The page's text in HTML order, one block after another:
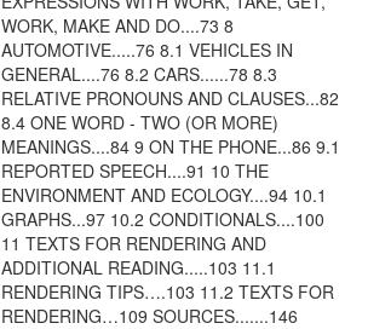
WORK, MAKE AND DO....73 8
AUTOMOTIVE.....76 8.1 VEHICLES IN
GENERAL....76 8.2 CARS......78 8.3
RELATIVE PRONOUNS AND CLAUSES...82
8.4 ONE WORD - TWO (OR MORE)
MEANINGS....84 9 ON THE PHONE...86 9.1
REPORTED SPEECH....91 10 THE
ENVIRONMENT AND ECOLOGY....94 10.1
GRAPHS...97 10.2 CONDITIONALS....100
11 TEXTS FOR RENDERING AND
ADDITIONAL READING.....103 11.1
RENDERING TIPS….103 11.2 TEXTS FOR
RENDERING…109 SOURCES.......146